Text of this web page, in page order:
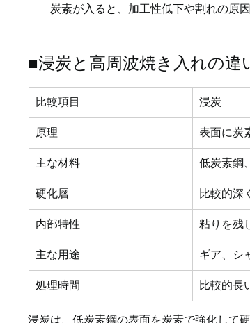
炭素が入ると、加工性低下や割れの原
■浸炭と高周波焼き入れの違
比較項目 浸炭
原理 表面に炭
主な材料 低炭素鋼
硬化層 比較的深
内部特性 粘りを残
主な用途 ギア、シ
処理時間 比較的長
浸炭は、低炭素鋼の表面を炭素で強化して